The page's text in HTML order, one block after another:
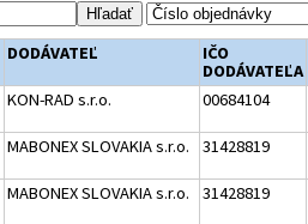
DODÁVATEĽ
IČO
DODÁVATEĽA
KON-RAD s.r.o. 00684104
MABONEX SLOVAKIA s.r.o. 31428819
MABONEX SLOVAKIA s.r.o. 31428819